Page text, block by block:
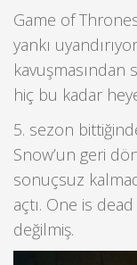
Game of
yankı
kavuşmasından
hiç bu kadar
5. sezon
Snow’un geri
sonuçsuz
açtı. One is
değilmiş.